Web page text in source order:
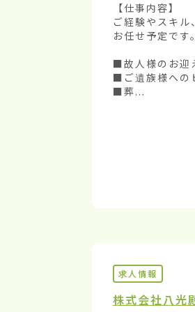
【仕事内容】
ご経験やスキル
お任せ予定です。
■故人様のお迎
■ご遺族様への
■葬...
求人情報
株式会社八光